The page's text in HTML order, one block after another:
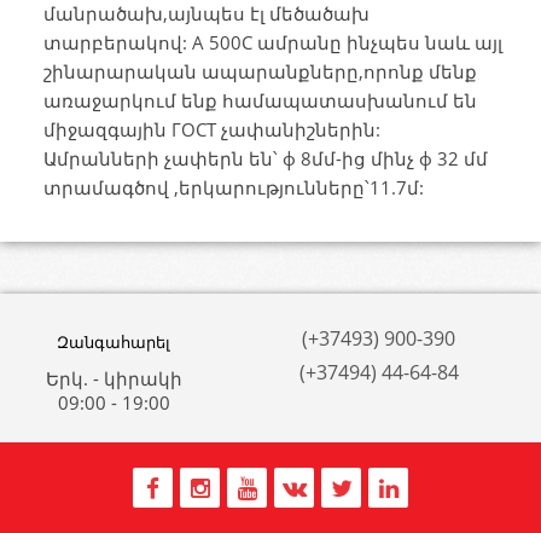
մանրածախ,այնպես էլ մեծածախ
տարբերակով: A 500C ամրանը ինչպես նաև այլ
շինարարական ապարանքները,որոնք մենք
առաջարկում ենք համապատասխանում են
միջազգային ГОСТ չափանիշներին:
Ամրանների չափերն են՝ ф 8մմ-ից մինչ ф 32 մմ
տրամագծով ,երկարությունները՝11.7մ:
Զանգահարել
Երկ. - կիրակի
09:00 - 19:00
(+37493) 900-390
(+37494) 44-64-84